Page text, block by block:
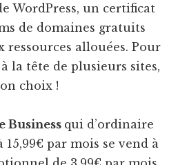
WordPress, un certificat
de domaines gratuits
ressources allouées. Pour
la tête de plusieurs sites,
choix !
Business qui d’ordinaire
15,99€ par mois se vend à